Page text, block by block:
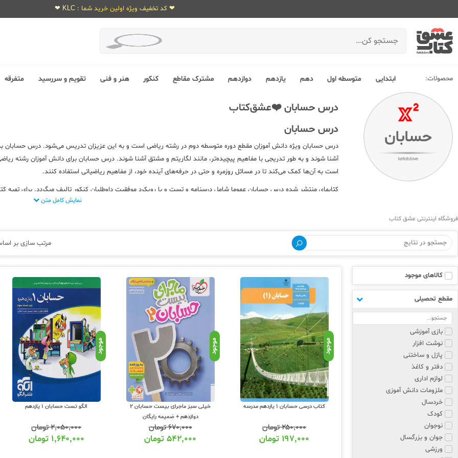
❤ کد تخفیف ویژه اولین خرید شما : KLC ❤
محصولات: ابتدایی متوسطه اول دهم یازدهم دوازدهم مشترک مقاطع کنکور هنر و فنی تقویم و سررسید متفرقه
درس حسابان ❤️عشق‌کتاب
درس حسابان
درس حسابان ویژه دانش آموزان مقطع دوره متوسطه دوم در رشته ریاضی است و به این عزیزان تدریس می‌شود. درس حسابان
آشنا شوند و به طور تدریجی با مفاهیم پیچیده‌تر، مانند لگاریتم و مشتق آشنا شوند. درس حسابان برای دانش آموزان رشته
است به آن‌ها کمک می‌کند تا در مسائل روزمره و حتی در حرفه‌های آینده خود، از مفاهیم ریاضیاتی استفاده کنند.
کتابهای منتشر شده درس حسابان عموما شامل درسنامه و تست و با رویکرد موفقیت داوطلبان کنکور تالیف میگردد. برای
کتاب درسی حسابانهر مقطع برای
خرید کتاب حسابان :
برای خرید کتاب های کمک درسی حسابان مقطع دهم و یازدهم و دوازدهم و داوطلبانکنکورمیتوانید از چت آنلاین سایت یا
خود و پتانسیل اطلاعاتی خود بهترین منبع کمک درسی را از بین هزاران کتاب موجود در سایت عشق کتاب انتخاب نموده و
درس حسابان کتابهای متعددی تولید میشود که محتوای متنوعی را بسته به نیاز مخاطب پوشش میدهند. بدیهی است که تمام
داشته و دارد. بنابراین قبل از هزینه کردن برای خرید کتاب و پرداخت پول، حتما با مشاور یا معلم یا پشتیبانی سایت عشق
نویسندگان برگزیده درس حسابان :
مولفان متعددی در تولیدکتاب کمک درسی حسابان
از منظر تعلیم و تالیف فعال هستند و تعداد مولفان خوب این درس در
ساختار تالیف و سبک نگارش دارند. از اساتید به نام این درس در کتابهای کمک آموزشی میتوان به اساتید زیر اشاره نمود :
نام مولف
ابوالقاسم شعبانی
حسین شفیع زاده
رسول محسنی منش
نمایش کامل متن
فروشگاه اینترنتی عشق کتاب
مرتب سازی بر
کالاهای موجود
مقطع تحصیلی
بازی آموزشی
نوشت افزار
پازل و ساختنی
دفتر و کاغذ
لوازم اداری
ملزومات دانش آموزی
خردسال
کودک
نوجوان
جوان و بزرگسال
ورزشی
موجود
کتاب درسی حسابان 1 یازدهم مدرسه
۲۵۰,۰۰۰تومان
۱۹۷,۰۰۰ تومان
موجود
خیلی سبز ماجرای بیست حسابان 2
دوازدهم + ضمیمه رایگان
۶۷۰,۰۰۰تومان
۵۴۲,۰۰۰تومان
موجود
الگو تست حسابان 1 یازدهم
۲,۰۵۰,۰۰۰تومان
۱,۶۴۰,۰۰۰ تومان